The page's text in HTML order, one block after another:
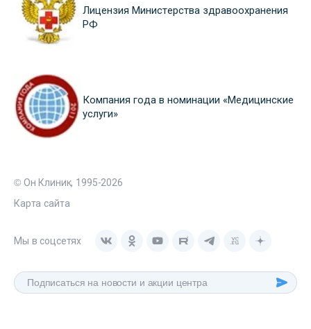
Лицензия Министерства здравоохранения
РФ
Компания года в номинации «Медицинские
услуги»
© Он Клиник, 1995-2026
Карта сайта
Мы в соцсетях